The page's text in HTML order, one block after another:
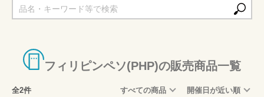
フィリピンペソ(PHP)の販売商品一覧
全2件 すべての商品 開催日が近い順